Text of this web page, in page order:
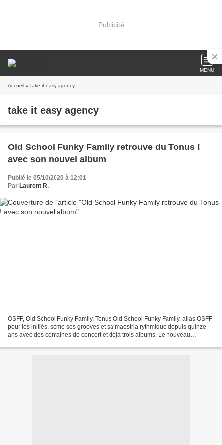
Publicité
MENU
Accueil » take it easy agency
take it easy agency
Old School Funky Family retrouve du Tonus !
avec son nouvel album
Publié le 05/10/2020 à 12:01
Par Laurent R.
OSFF, Old School Funky Family, Tonus Old School Funky Family, alias OSFF
pour les initiés, sème ses grooves et sa maestria rythmique depuis quinze
ans avec des centaines de concert et déjà trois albums. Le nouveau